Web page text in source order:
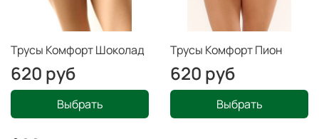
Трусы Комфорт Шоколад
620 руб
Выбрать
Трусы Комфорт Пион
620 руб
Выбрать